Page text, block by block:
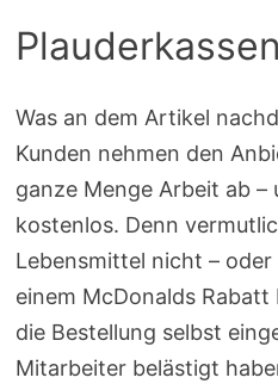
Plauderkassen
Was an dem Artikel
Kunden nehmen den
ganze Menge Arbeit ab –
kostenlos. Denn
Lebensmittel nicht –
einem McDonalds
die Bestellung selbst
Mitarbeiter belästigt